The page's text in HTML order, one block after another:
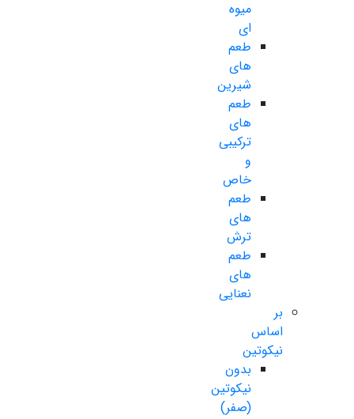
میوه
ای
طعم
های
شیرین
طعم
های
ترکیبی
و
خاص
طعم
های
ترش
طعم
های
نعنایی
بر
اساس
نیکوتین
بدون
نیکوتین
(صفر)